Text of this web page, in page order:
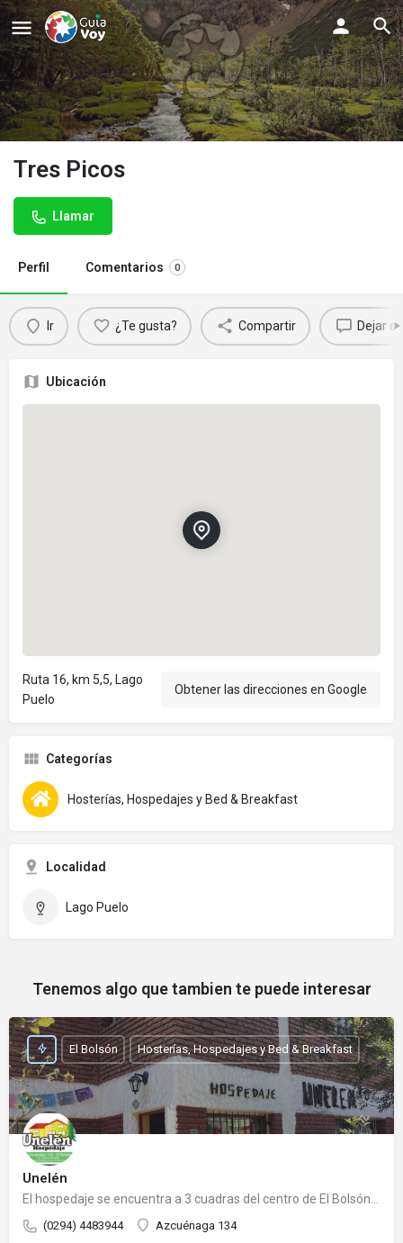
Tres Picos
Llamar
Perfil Comentarios 0
Ir ¿Te gusta? Compartir Dejar
Ubicación
Ruta 16, km 5,5, Lago
Puelo
Obtener las direcciones en Google
Categorías
Hosterías, Hospedajes y Bed & Breakfast
Localidad
Lago Puelo
Tenemos algo que tambien te puede interesar
Unelén
(0294) 4483944 Azcuénaga 134
El Bolsón Hosterías, Hospedajes y Bed & Breakfast